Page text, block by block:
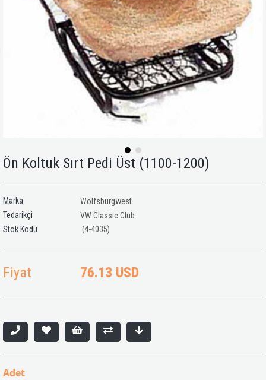
Ön Koltuk Sırt Pedi Üst (1100-1200)
Marka
Wolfsburgwest
Tedarikçi
VW Classic Club
(4-4035)
Fiyat 76.13 USD
Adet